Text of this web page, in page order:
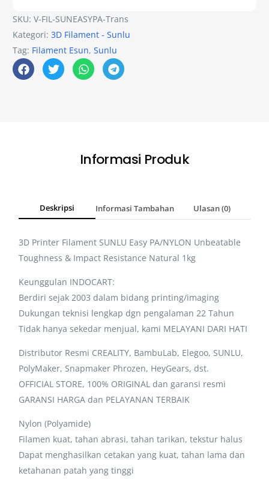
SKU:V-FIL-SUNEASYPA-Trans
Kategori:3D Filament - Sunlu
Tag: Filament Esun,Sunlu
Informasi Produk
Deskripsi Informasi Tambahan Ulasan (0)
3D Printer Filament SUNLU Easy PA/NYLON Unbeatable
Toughness & Impact Resistance Natural 1kg
Keunggulan INDOCART:
Berdiri sejak 2003 dalam bidang printing/imaging
Dukungan teknisi lengkap dgn pengalaman 22 Tahun
Tidak hanya sekedar menjual, kami MELAYANI DARI HATI
Distributor Resmi CREALITY, BambuLab, Elegoo, SUNLU,
PolyMaker, Snapmaker Phrozen, HeyGears, dst.
OFFICIAL STORE, 100% ORIGINAL dan garansi resmi
GARANSI HARGA dan PELAYANAN TERBAIK
Nylon (Polyamide)
Filamen kuat, tahan abrasi, tahan tarikan, tekstur halus
Dapat menghasilkan cetakan yang kuat, tahan lama dan
ketahanan patah yang tinggi